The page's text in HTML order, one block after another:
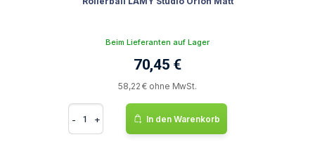
Beim Lieferanten auf Lager
70,45 €
58,22 € ohne MwSt.
- + In den Warenkorb